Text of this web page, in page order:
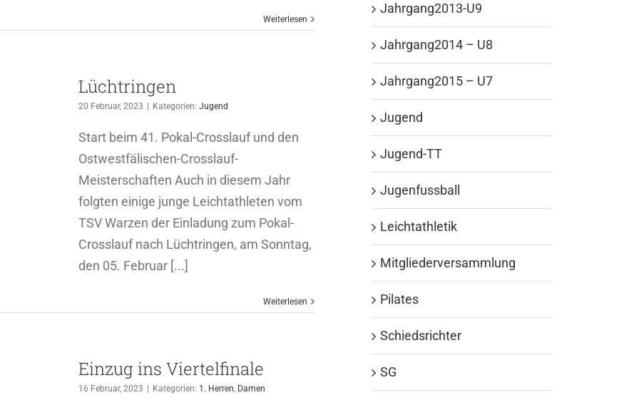
Weiterlesen
Lüchtringen
20 Februar, 2023 Kategorien: Jugend
Start beim 41. Pokal-Crosslauf und den
Ostwestfälischen-Crosslauf-
Meisterschaften Auch in diesem Jahr
folgten einige junge Leichtathleten vom
TSV Warzen der Einladung zum Pokal-
Crosslauf nach Lüchtringen, am Sonntag,
den 05. Februar [...]
Weiterlesen
Einzug ins Viertelfinale
16 Februar, 2023 Kategorien: 1. Herren, Damen
Jahrgang2013-U9
Jahrgang2014 – U8
Jahrgang2015 – U7
Jugend
Jugend-TT
Jugenfussball
Leichtathletik
Mitgliederversammlung
Pilates
Schiedsrichter
SG